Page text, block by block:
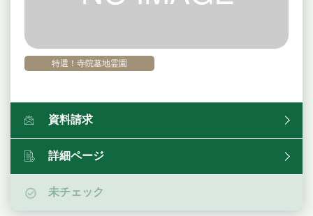
特選！寺院墓地霊園
資料請求
詳細ページ
未チェック